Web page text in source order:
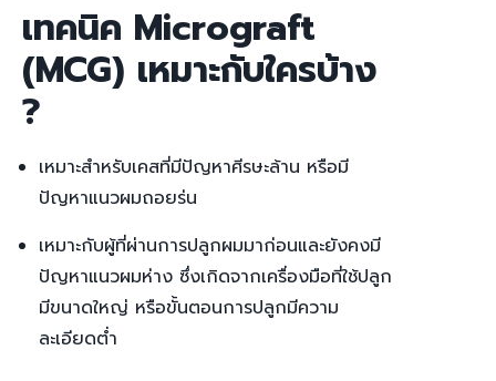
เทคนิค Micrograft
(MCG) เหมาะกับใครบ้าง
?
เหมาะสำหรับเคสที่มีปัญหาศีรษะล้าน หรือมี
ปัญหาแนวผมถอยร่น
เหมาะกับผู้ที่ผ่านการปลูกผมมาก่อนและยังคงมี
ปัญหาแนวผมห่าง ซึ่งเกิดจากเครื่องมือที่ใช้ปลูก
มีขนาดใหญ่ หรือขั้นตอนการปลูกมีความ
ละเอียดต่ำ